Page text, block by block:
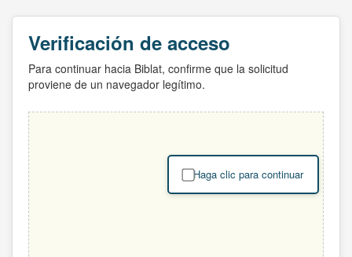
Verificación de acceso
Para continuar hacia Biblat, confirme que la solicitud
proviene de un navegador legítimo.
Haga clic para continuar